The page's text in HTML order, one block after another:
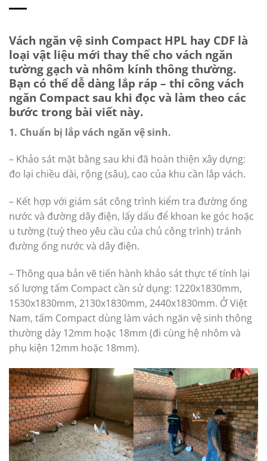
Vách ngăn vệ sinh Compact HPL hay CDF là
loại vật liệu mới thay thế cho vách ngăn
tường gạch và nhôm kính thông thường.
Bạn có thể dễ dàng lắp ráp – thi công vách
ngăn Compact sau khi đọc và làm theo các
bước trong bài viết này.
1. Chuẩn bị lắp vách ngăn vệ sinh.
– Khảo sát mặt bằng sau khi đã hoàn thiện xây dựng:
đo lại chiều dài, rộng (sâu), cao của khu cần lắp vách.
– Kết hợp với giám sát công trình kiểm tra đường ống
nước và đường dây điện, lấy dấu để khoan ke góc hoặc
u tường (tuỳ theo yêu cầu của chủ công trình) tránh
đường ống nước và dây điện.
– Thông qua bản vẽ tiến hành khảo sát thực tế tính lại
số lượng tấm Compact cần sử dụng: 1220x1830mm,
1530x1830mm, 2130x1830mm, 2440x1830mm. Ở Việt
Nam, tấm Compact dùng làm vách ngăn vệ sinh thông
thường dày 12mm hoặc 18mm (đi cùng hệ nhôm và
phụ kiện 12mm hoặc 18mm).